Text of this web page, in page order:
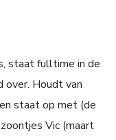
staat fulltime in de
over. Houdt van
staat op met (de
Vic (maart